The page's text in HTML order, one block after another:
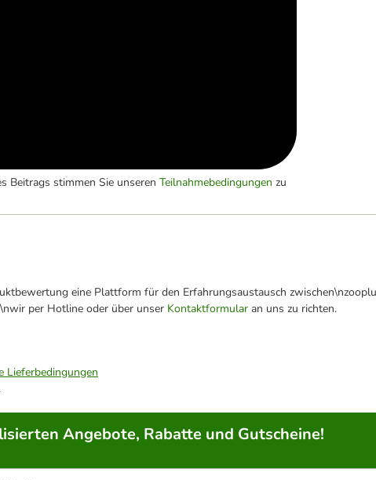
Beitrags stimmen Sie unseren Teilnahmebedingungen zu
eine Plattform für den Erfahrungsaustausch
per Hotline oder über unser Kontaktformular an uns zu richten.
Lieferbedingungen
Angebote, Rabatte und Gutscheine!